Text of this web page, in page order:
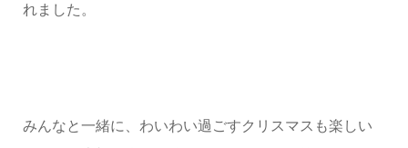
れました。
みんなと一緒に、わいわい過ごすクリスマスも楽しい